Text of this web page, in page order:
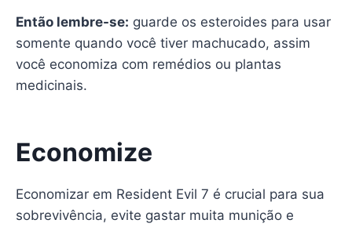
Então lembre-se: guarde os esteroides para usar
somente quando você tiver machucado, assim
você economiza com remédios ou plantas
medicinais.
Economize
Economizar em Resident Evil 7 é crucial para sua
sobrevivência, evite gastar muita munição e